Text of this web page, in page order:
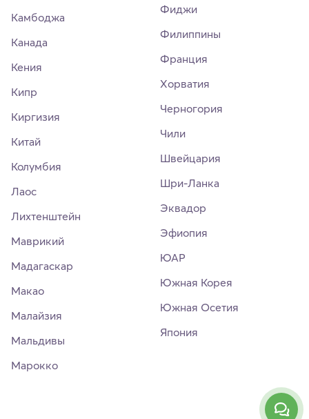
Камбоджа
Канада
Кения
Кипр
Киргизия
Китай
Колумбия
Лаос
Лихтенштейн
Маврикий
Мадагаскар
Макао
Малайзия
Мальдивы
Марокко
Фиджи
Филиппины
Франция
Хорватия
Черногория
Чили
Швейцария
Шри-Ланка
Эквадор
Эфиопия
ЮАР
Южная Корея
Южная Осетия
Япония